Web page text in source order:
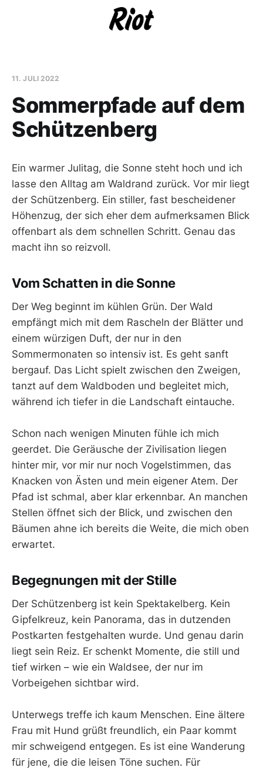
11. JULI 2022
Sommerpfade auf dem
Schützenberg
Ein warmer Julitag, die Sonne steht hoch und ich
lasse den Alltag am Waldrand zurück. Vor mir liegt
der Schützenberg. Ein stiller, fast bescheidener
Höhenzug, der sich eher dem aufmerksamen Blick
offenbart als dem schnellen Schritt. Genau das
macht ihn so reizvoll.
Vom Schatten in die Sonne
Der Weg beginnt im kühlen Grün. Der Wald
empfängt mich mit dem Rascheln der Blätter und
einem würzigen Duft, der nur in den
Sommermonaten so intensiv ist. Es geht sanft
bergauf. Das Licht spielt zwischen den Zweigen,
tanzt auf dem Waldboden und begleitet mich,
während ich tiefer in die Landschaft eintauche.
Schon nach wenigen Minuten fühle ich mich
geerdet. Die Geräusche der Zivilisation liegen
hinter mir, vor mir nur noch Vogelstimmen, das
Knacken von Ästen und mein eigener Atem. Der
Pfad ist schmal, aber klar erkennbar. An manchen
Stellen öffnet sich der Blick, und zwischen den
Bäumen ahne ich bereits die Weite, die mich oben
erwartet.
Begegnungen mit der Stille
Der Schützenberg ist kein Spektakelberg. Kein
Gipfelkreuz, kein Panorama, das in dutzenden
Postkarten festgehalten wurde. Und genau darin
liegt sein Reiz. Er schenkt Momente, die still und
tief wirken – wie ein Waldsee, der nur im
Vorbeigehen sichtbar wird.
Unterwegs treffe ich kaum Menschen. Eine ältere
Frau mit Hund grüßt freundlich, ein Paar kommt
mir schweigend entgegen. Es ist eine Wanderung
für jene, die die leisen Töne suchen. Für